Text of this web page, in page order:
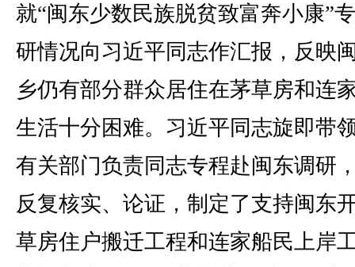
就“闽东少数民族脱贫致富奔小康”
研情况向习近平同志作汇报，反映
乡仍有部分群众居住在茅草房和连
生活十分困难。习近平同志旋即带
有关部门负责同志专程赴闽东调研
反复核实、论证，制定了支持闽东
草房住户搬迁工程和连家船民上岸